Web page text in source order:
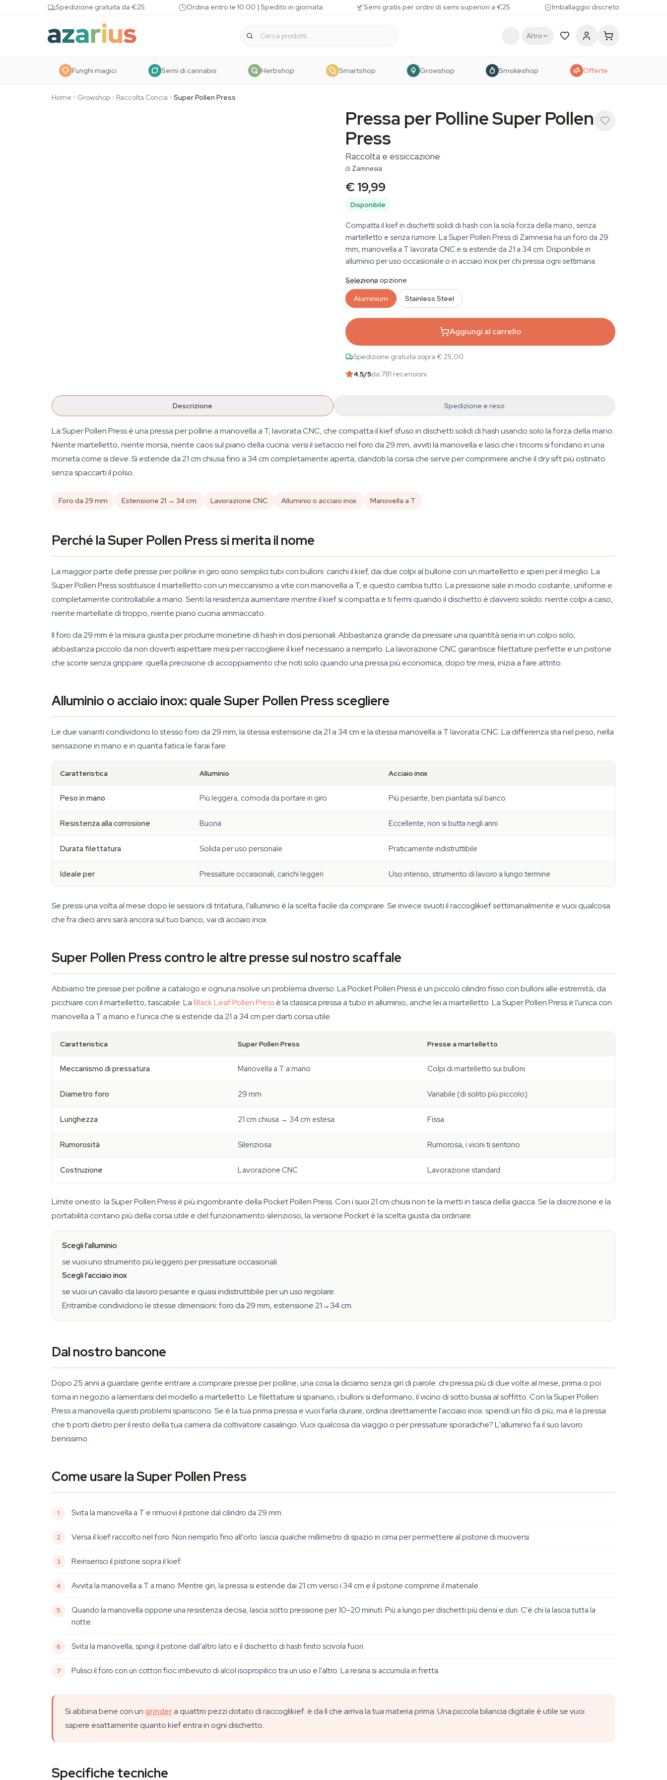
Skip to contentSpedizione gratuita da €25 Ordina entro le 10:00 | Spedito in giornata Semi gratis per ordini di semi superiori a €25 Imballaggio discreto
Altro
Funghi magici Semi di cannabis Herbshop Smartshop Growshop Smokeshop Offerte
Home Growshop Raccolta Concia Super Pollen Press
Pressa per Polline Super Pollen
Press
Raccolta e essiccazione
di Zamnesia
€ 19,99
Disponibile
Compatta il kief in dischetti solidi di hash con la sola forza della mano, senza
martelletto e senza rumore. La Super Pollen Press di Zamnesia ha un foro da 29
mm, manovella a T lavorata CNC e si estende da 21 a 34 cm. Disponibile in
alluminio per uso occasionale o in acciaio inox per chi pressa ogni settimana.
QUANTITÀ
Seleziona opzione
Aluminium Stainless Steel
Aggiungi al carrello
Spedizione gratuita sopra € 25,00
4.5/5da 781 recensioni
Descrizione Spedizione e reso
La Super Pollen Press è una pressa per polline a manovella a T, lavorata CNC, che compatta il kief sfuso in dischetti solidi di hash usando solo la forza della mano.
Niente martelletto, niente morsa, niente caos sul piano della cucina: versi il setaccio nel foro da 29 mm, avviti la manovella e lasci che i tricomi si fondano in una
moneta come si deve. Si estende da 21 cm chiusa fino a 34 cm completamente aperta, dandoti la corsa che serve per comprimere anche il dry sift più ostinato
senza spaccarti il polso.
Foro da 29 mm Estensione 21 → 34 cm Lavorazione CNC Alluminio o acciaio inox Manovella a T
Perché la Super Pollen Press si merita il nome
La maggior parte delle presse per polline in giro sono semplici tubi con bulloni: carichi il kief, dai due colpi al bullone con un martelletto e speri per il meglio. La
Super Pollen Press sostituisce il martelletto con un meccanismo a vite con manovella a T, e questo cambia tutto. La pressione sale in modo costante, uniforme e
completamente controllabile a mano. Senti la resistenza aumentare mentre il kief si compatta e ti fermi quando il dischetto è davvero solido: niente colpi a caso,
niente martellate di troppo, niente piano cucina ammaccato.
Il foro da 29 mm è la misura giusta per produrre monetine di hash in dosi personali. Abbastanza grande da pressare una quantità seria in un colpo solo,
abbastanza piccolo da non doverti aspettare mesi per raccogliere il kief necessario a riempirlo. La lavorazione CNC garantisce filettature perfette e un pistone
che scorre senza grippare: quella precisione di accoppiamento che noti solo quando una pressa più economica, dopo tre mesi, inizia a fare attrito.
Alluminio o acciaio inox: quale Super Pollen Press scegliere
Le due varianti condividono lo stesso foro da 29 mm, la stessa estensione da 21 a 34 cm e la stessa manovella a T lavorata CNC. La differenza sta nel peso, nella
sensazione in mano e in quanta fatica le farai fare.
Caratteristica Alluminio Acciaio inox
Peso in mano Più leggera, comoda da portare in giro Più pesante, ben piantata sul banco
Resistenza alla corrosione Buona Eccellente, non si butta negli anni
Durata filettatura Solida per uso personale Praticamente indistruttibile
Ideale per Pressature occasionali, carichi leggeri Uso intenso, strumento di lavoro a lungo termine
Se pressi una volta al mese dopo le sessioni di tritatura, l'alluminio è la scelta facile da comprare. Se invece svuoti il raccoglikief settimanalmente e vuoi qualcosa
che fra dieci anni sarà ancora sul tuo banco, vai di acciaio inox.
Super Pollen Press contro le altre presse sul nostro scaffale
Abbiamo tre presse per polline a catalogo e ognuna risolve un problema diverso. La Pocket Pollen Press è un piccolo cilindro fisso con bulloni alle estremità, da
picchiare con il martelletto, tascabile. LaBlack Leaf Pollen Pressè la classica pressa a tubo in alluminio, anche lei a martelletto. La Super Pollen Press è l'unica con
manovella a T a mano e l'unica che si estende da 21 a 34 cm per darti corsa utile.
Caratteristica Super Pollen Press Presse a martelletto
Meccanismo di pressatura Manovella a T a mano Colpi di martelletto sui bulloni
Diametro foro 29 mm Variabile (di solito più piccolo)
Lunghezza 21 cm chiusa → 34 cm estesa Fissa
Rumorosità Silenziosa Rumorosa, i vicini ti sentono
Costruzione Lavorazione CNC Lavorazione standard
Limite onesto: la Super Pollen Press è più ingombrante della Pocket Pollen Press. Con i suoi 21 cm chiusi non te la metti in tasca della giacca. Se la discrezione e la
portabilità contano più della corsa utile e del funzionamento silenzioso, la versione Pocket è la scelta giusta da ordinare.
Scegli l'alluminio
se vuoi uno strumento più leggero per pressature occasionali.
Scegli l'acciaio inox
se vuoi un cavallo da lavoro pesante e quasi indistruttibile per un uso regolare.
Entrambe condividono le stesse dimensioni: foro da 29 mm, estensione 21→34 cm.
Dal nostro bancone
Dopo 25 anni a guardare gente entrare a comprare presse per polline, una cosa la diciamo senza giri di parole: chi pressa più di due volte al mese, prima o poi
torna in negozio a lamentarsi del modello a martelletto. Le filettature si spanano, i bulloni si deformano, il vicino di sotto bussa al soffitto. Con la Super Pollen
Press a manovella questi problemi spariscono. Se è la tua prima pressa e vuoi farla durare, ordina direttamente l'acciaio inox: spendi un filo di più, ma è la pressa
che ti porti dietro per il resto della tua carriera da coltivatore casalingo. Vuoi qualcosa da viaggio o per pressature sporadiche? L'alluminio fa il suo lavoro
benissimo.
Come usare la Super Pollen Press
Svita la manovella a T e rimuovi il pistone dal cilindro da 29 mm.
Versa il kief raccolto nel foro. Non riempirlo fino all'orlo: lascia qualche millimetro di spazio in cima per permettere al pistone di muoversi.
Reinserisci il pistone sopra il kief.
Avvita la manovella a T a mano. Mentre giri, la pressa si estende dai 21 cm verso i 34 cm e il pistone comprime il materiale.
Quando la manovella oppone una resistenza decisa, lascia sotto pressione per 10–20 minuti. Più a lungo per dischetti più densi e duri. C'è chi la lascia tutta la
notte.
Svita la manovella, spingi il pistone dall'altro lato e il dischetto di hash finito scivola fuori.
Pulisci il foro con un cotton fioc imbevuto di alcol isopropilico tra un uso e l'altro. La resina si accumula in fretta.
Si abbina bene con un grindera quattro pezzi dotato di raccoglikief: è da lì che arriva la tua materia prima. Una piccola bilancia digitale è utile se vuoi
sapere esattamente quanto kief entra in ogni dischetto.
Specifiche tecniche